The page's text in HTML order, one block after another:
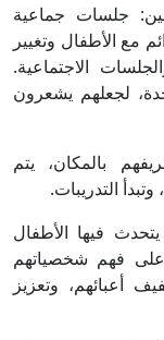
جلسات جماعية
مع الأطفال وتغيير
الاجتماعية.
لجعلهم يشعرون
بالمكان، يتم
التدريبات.
فيها الأطفال
على فهم شخصياتهم
أعبائهم، وتعزيز